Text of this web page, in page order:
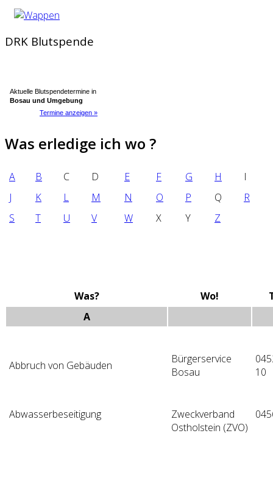
DRK Blutspende
Aktuelle Blutspendetermine in
Bosau und Umgebung
Termine anzeigen »
Was erledige ich wo ?
A B C D E F G H
I
J
K L M N O P Q
R
S
T U V W X Y Z
Was? Wo!
A
Abbruch von Gebäuden
Bürgerservice
Bosau
10
Abwasserbeseitigung
Zweckverband
Ostholstein (ZVO)